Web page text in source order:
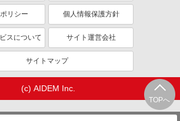
ミドル（40代～）活躍中
短期（3ヶ月以内）
交通費支給
TOPへ
リシー 個人情報保護方針
スについて サイト運営会社
サイトマップ
(c) AIDEM Inc.